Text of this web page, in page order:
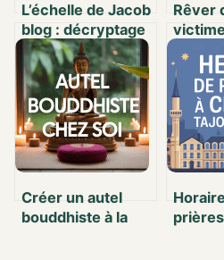
L’échelle de Jacob
blog : décryptage
d’un phénomène
entre spiritualité,
culture et société
Rêver
islam :
Créer un autel
bouddhiste à la